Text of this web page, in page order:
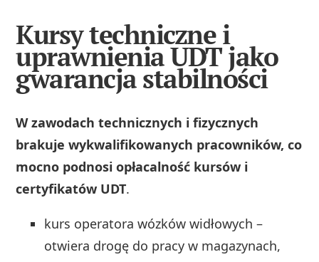
Kursy techniczne i
uprawnienia UDT jako
gwarancja stabilności
W zawodach technicznych i fizycznych
brakuje wykwalifikowanych pracowników, co
mocno podnosi opłacalność kursów i
certyfikatów UDT.
kurs operatora wózków widłowych –
otwiera drogę do pracy w magazynach,